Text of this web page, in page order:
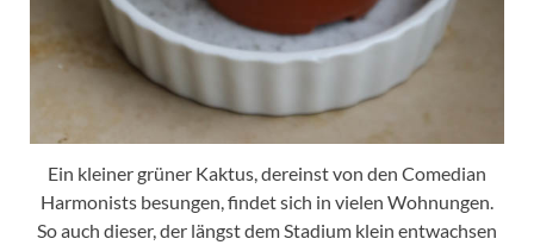
Ein kleiner grüner Kaktus, dereinst von den Comedian
Harmonists besungen, findet sich in vielen Wohnungen.
So auch dieser, der längst dem Stadium klein entwachsen